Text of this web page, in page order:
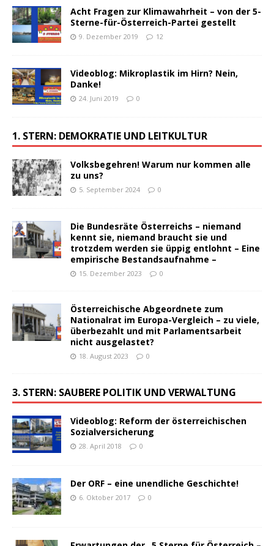
Acht Fragen zur Klimawahrheit – von der 5-
Sterne-für-Österreich-Partei gestellt
9. Dezember 2019 12
Videoblog: Mikroplastik im Hirn? Nein,
Danke!
24. Juni 2019 0
1. STERN: DEMOKRATIE UND LEITKULTUR
Volksbegehren! Warum nur kommen alle
zu uns?
5. September 2024 0
Die Bundesräte Österreichs – niemand
kennt sie, niemand braucht sie und
trotzdem werden sie üppig entlohnt – Eine
empirische Bestandsaufnahme –
15. Dezember 2023 0
Österreichische Abgeordnete zum
Nationalrat im Europa-Vergleich – zu viele,
überbezahlt und mit Parlamentsarbeit
nicht ausgelastet?
18. August 2023 0
3. STERN: SAUBERE POLITIK UND VERWALTUNG
Videoblog: Reform der österreichischen
Sozialversicherung
28. April 2018 0
Der ORF – eine unendliche Geschichte!
6. Oktober 2017 0